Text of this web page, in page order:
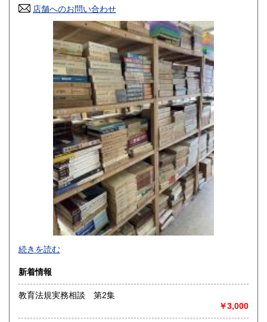
高知県 800円
800円 長崎県
800円 大分県
800円 鹿児島県
1,500円
店舗へのお問い合わせ
-
沿線名：-
最寄駅：-
営業時間：-
定休日：-
書籍の買取について
続きを読む
新着情報
教育法規実務相談 第2集
￥3,000